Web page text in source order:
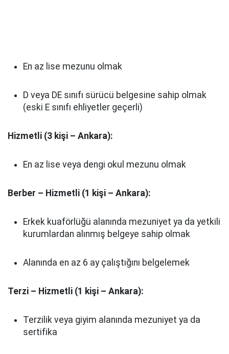
En az lise mezunu olmak
D veya DE sınıfı sürücü belgesine sahip olmak
(eski E sınıfı ehliyetler geçerli)
Hizmetli (3 kişi – Ankara):
En az lise veya dengi okul mezunu olmak
Berber – Hizmetli (1 kişi – Ankara):
Erkek kuaförlüğü alanında mezuniyet ya da yetkili
kurumlardan alınmış belgeye sahip olmak
Alanında en az 6 ay çalıştığını belgelemek
Terzi – Hizmetli (1 kişi – Ankara):
Terzilik veya giyim alanında mezuniyet ya da
sertifika